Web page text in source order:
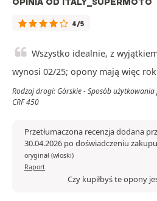
4/5
Wszystko idealnie, z
wynosi 02/25; opony mają więc
Rodzaj drogi: Górskie - Sposób
CRF 450
Przetłumaczona recenzja dodana
30.04.2026 po doświadczeniu
oryginał (włoski)
Raport
Czy kupiłbyś te opony